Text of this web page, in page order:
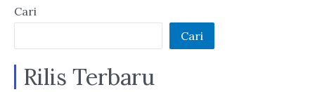
Cari
Cari
Rilis Terbaru